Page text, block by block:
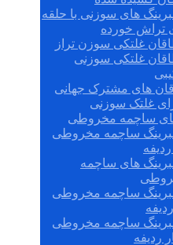
های سوزنی با حلقه
تراش خورده
غلتکی سوزن تراز
غلتکی سوزنی
های مشترک جهانی
غلتک سوزنی
ساچمه مخروطی
ساچمه مخروطی
های ساچمه
ساچمه مخروطی
ساچمه مخروطی
ردیفه